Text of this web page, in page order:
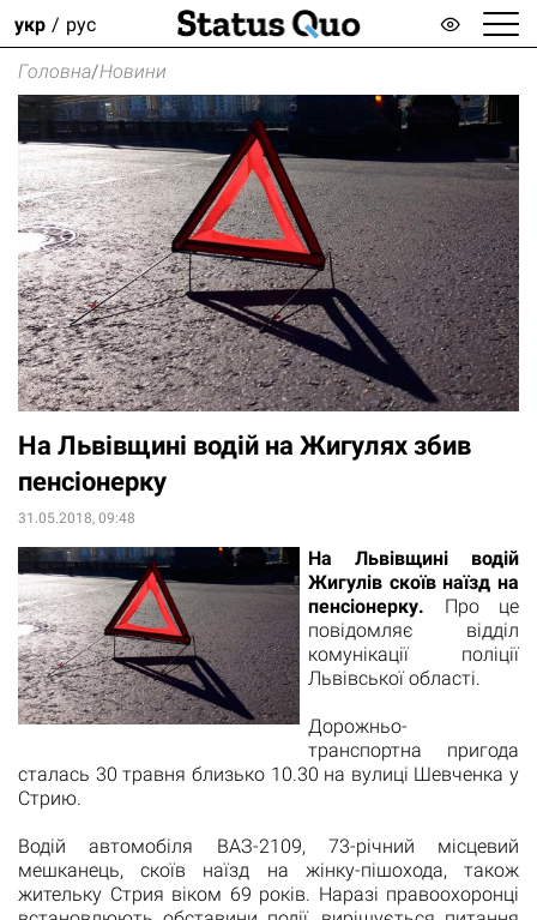
укр рус
Головна/Новини
На Львівщині водій на Жигулях збив
пенсіонерку
31.05.2018, 09:48
На Львівщині водій
Жигулів скоїв наїзд на
пенсіонерку. Про це
повідомляє відділ
комунікації поліції
Львівської області.
Дорожньо-
транспортна пригода
сталась 30 травня близько 10.30 на вулиці Шевченка у
Стрию.
Водій автомобіля ВАЗ-2109, 73-річний місцевий
мешканець, скоїв наїзд на жінку-пішохода, також
жительку Стрия віком 69 років. Наразі правоохоронці